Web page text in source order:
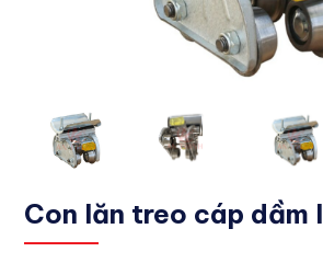
Con lăn treo cáp dầm I